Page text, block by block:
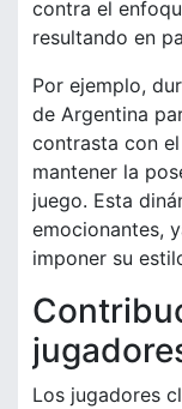
contra el
resultando en
Por ejemplo,
de Argentina
contrasta con
mantener la
juego. Esta
emocionantes,
imponer su
Los jugadores